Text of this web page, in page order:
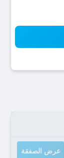
عرض الصفقة